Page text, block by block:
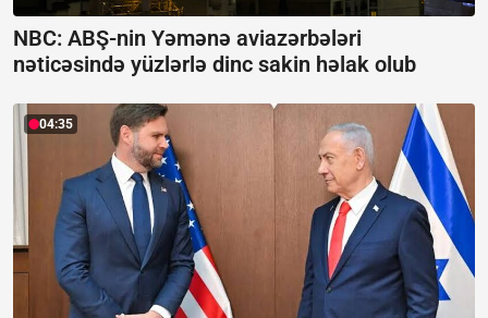
NBC: ABŞ-nin Yəmənə aviazərbələri
nəticəsində yüzlərlə dinc sakin həlak olub
04:35